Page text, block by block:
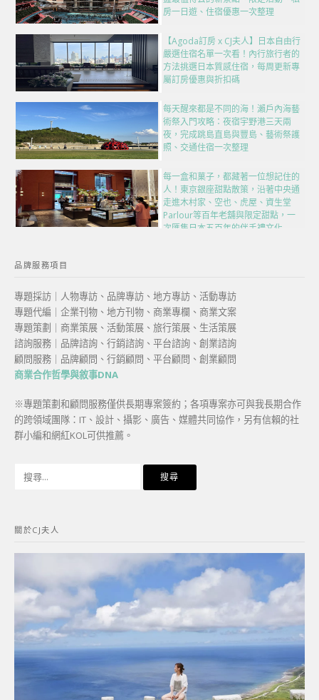
房一日遊、住宿優惠一次整理
【Agoda訂房 x CJ夫人】日本自由行
嚴選住宿名單一次看！內行旅行者的
方法挑選日本質感住宿，每周更新專
屬訂房優惠與折扣碼
每天醒來都是不同的海！瀨戶內海藝
術祭入門攻略：夜宿宇野港三天兩
夜，完成跳島直島與豐島、藝術祭護
照、交通住宿一次整理
每一盒和菓子，都藏著一位想記住的
人！東京銀座甜點散策，沿著中央通
走進木村家、空也、虎屋、資生堂
Parlour等百年老舖與限定甜點，一
次匯集日本五百年的伴手禮文化
品牌服務項目
專題採訪｜人物專訪、品牌專訪、地方專訪、活動專訪
專題代編｜企業刊物、地方刊物、商業專欄、商業文案
專題策劃｜商業策展、活動策展、旅行策展、生活策展
諮詢服務｜品牌諮詢、行銷諮詢、平台諮詢、創業諮詢
顧問服務｜品牌顧問、行銷顧問、平台顧問、創業顧問
商業合作哲學與敘事DNA
※專題策劃和顧問服務僅供長期專案簽約；各項專案亦可與我長期合作
的跨領域團隊：IT、設計、攝影、廣告、媒體共同協作，另有信賴的社
群小編和網紅KOL可供推薦。
字:
關於CJ夫人